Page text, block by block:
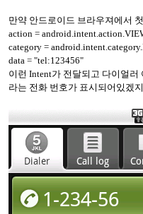
만약 안드로이드 브라우져에서
action =
category =
data = "tel:123456"
이런 Intent가 전달되고 다이얼러
라는 전화 번호가 표시되어있겠지